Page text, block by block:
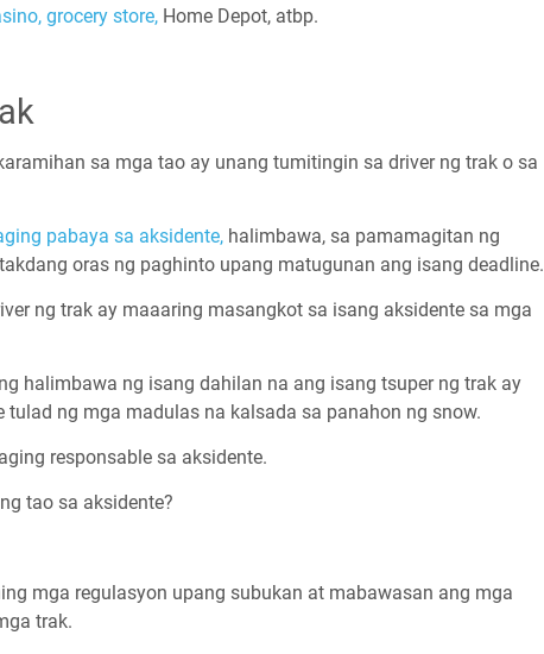
grocery store, Home Depot, atbp.
sa mga tao ay unang tumitingin sa driver ng trak o sa
pabaya sa aksidente, halimbawa, sa pamamagitan ng
oras ng paghinto upang matugunan ang isang deadline.
ng trak ay maaaring masangkot sa isang aksidente sa mga
halimbawa ng isang dahilan na ang isang tsuper ng trak ay
ng mga madulas na kalsada sa panahon ng snow.
responsable sa aksidente.
tao sa aksidente?
mga regulasyon upang subukan at mabawasan ang mga
trak.